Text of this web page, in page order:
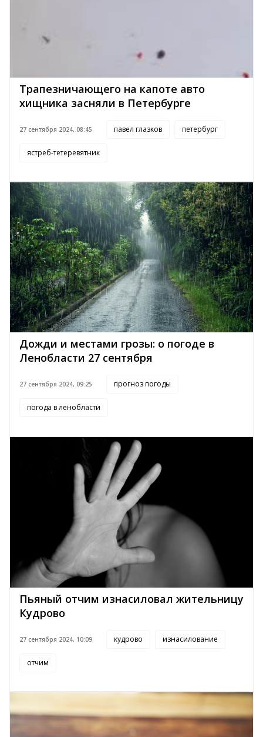
Трапезничающего на капоте авто
хищника засняли в Петербурге
27 сентября 2024, 08:45 павел глазков петербург
ястреб-тетеревятник
Дожди и местами грозы: о погоде в
Ленобласти 27 сентября
27 сентября 2024, 09:25 прогноз погоды
погода в ленобласти
Пьяный отчим изнасиловал жительницу
Кудрово
27 сентября 2024, 10:09 кудрово изнасилование
отчим